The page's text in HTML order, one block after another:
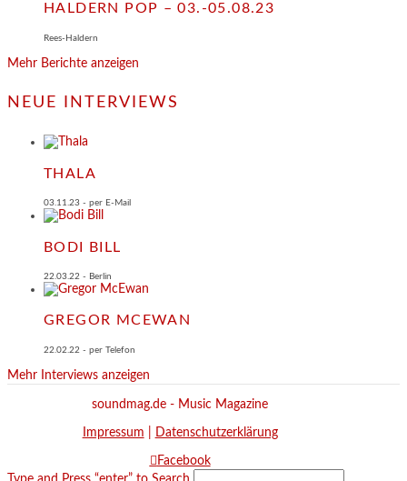
HALDERN POP – 03.-05.08.23
Rees-Haldern
Mehr Berichte anzeigen
NEUE INTERVIEWS
THALA
03.11.23 - per E-Mail
BODI BILL
22.03.22 - Berlin
GREGOR MCEWAN
22.02.22 - per Telefon
Mehr Interviews anzeigen
soundmag.de - Music Magazine
Impressum Datenschutzerklärung
Facebook